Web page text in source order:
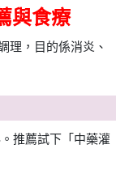
與食療
理，目的係消炎、
推薦試下「中藥灌